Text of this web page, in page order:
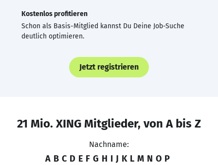
Kostenlos profitieren
Schon als Basis-Mitglied kannst Du Deine Job-Suche
deutlich optimieren.
Jetzt registrieren
21 Mio. XING Mitglieder, von A bis Z
Nachname:
A B C D E F G H I J K L M N O P